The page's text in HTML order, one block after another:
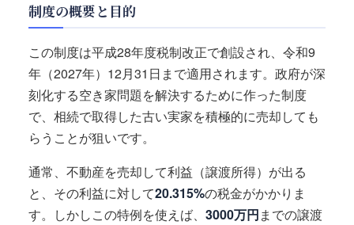
制度の概要と目的
この制度は平成28年度税制改正で創設され、令和9
年（2027年）12月31日まで適用されます。政府が深
刻化する空き家問題を解決するために作った制度
で、相続で取得した古い実家を積極的に売却しても
らうことが狙いです。
通常、不動産を売却して利益（譲渡所得）が出る
と、その利益に対して20.315%の税金がかかりま
す。しかしこの特例を使えば、 3000万円までの譲渡